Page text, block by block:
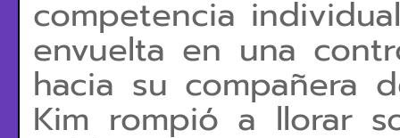
competencia
envuelta en una
hacia su compañera
Kim rompió a llorar